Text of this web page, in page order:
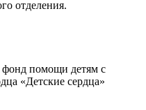
отделения.
фонд помощи детям с
«Детские сердца»